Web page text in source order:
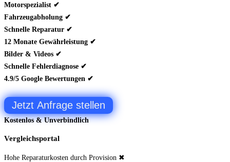
Motorspezialist ✔
Fahrzeugabholung ✔
Schnelle Reparatur ✔
12 Monate Gewährleistung ✔
Bilder & Videos ✔
Schnelle Fehlerdiagnose ✔
4.9/5 Google Bewertungen ✔
Jetzt Anfrage stellen
Kostenlos & Unverbindlich
Vergleichsportal
Hohe Reparaturkosten durch Provision ✖